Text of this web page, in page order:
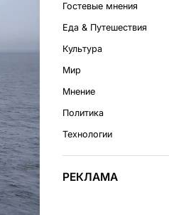
Гостевые мнения
Еда & Путешествия
Культура
Мир
Мнение
Политика
Технологии
РЕКЛАМА